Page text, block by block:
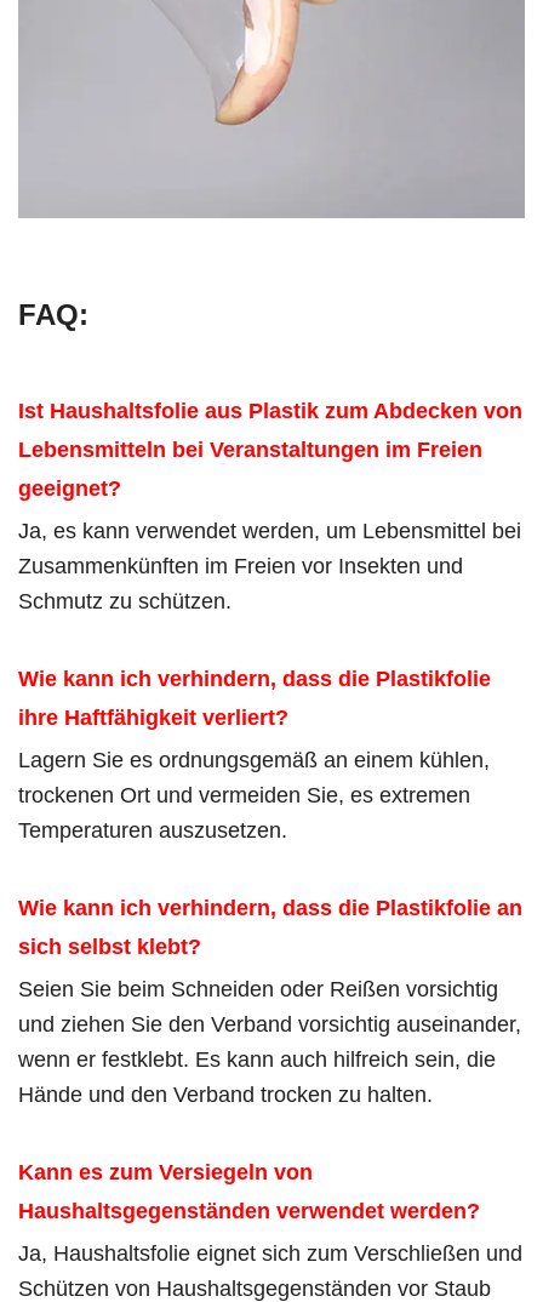
FAQ:
Ist Haushaltsfolie aus Plastik zum Abdecken von
Lebensmitteln bei Veranstaltungen im Freien
geeignet?
Ja, es kann verwendet werden, um Lebensmittel bei
Zusammenkünften im Freien vor Insekten und
Schmutz zu schützen.
Wie kann ich verhindern, dass die Plastikfolie
ihre Haftfähigkeit verliert?
Lagern Sie es ordnungsgemäß an einem kühlen,
trockenen Ort und vermeiden Sie, es extremen
Temperaturen auszusetzen.
Wie kann ich verhindern, dass die Plastikfolie an
sich selbst klebt?
Seien Sie beim Schneiden oder Reißen vorsichtig
und ziehen Sie den Verband vorsichtig auseinander,
wenn er festklebt. Es kann auch hilfreich sein, die
Hände und den Verband trocken zu halten.
Kann es zum Versiegeln von
Haushaltsgegenständen verwendet werden?
Ja, Haushaltsfolie eignet sich zum Verschließen und
Schützen von Haushaltsgegenständen vor Staub